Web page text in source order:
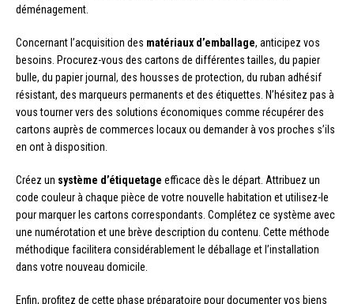
déménagement.
Concernant l’acquisition des matériaux d’emballage, anticipez vos
besoins. Procurez-vous des cartons de différentes tailles, du papier
bulle, du papier journal, des housses de protection, du ruban adhésif
résistant, des marqueurs permanents et des étiquettes. N’hésitez pas à
vous tourner vers des solutions économiques comme récupérer des
cartons auprès de commerces locaux ou demander à vos proches s’ils
en ont à disposition.
Créez un système d’étiquetage efficace dès le départ. Attribuez un
code couleur à chaque pièce de votre nouvelle habitation et utilisez-le
pour marquer les cartons correspondants. Complétez ce système avec
une numérotation et une brève description du contenu. Cette méthode
méthodique facilitera considérablement le déballage et l’installation
dans votre nouveau domicile.
Enfin, profitez de cette phase préparatoire pour documenter vos biens